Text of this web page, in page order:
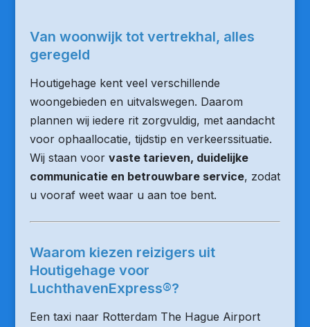
Van woonwijk tot vertrekhal, alles
geregeld
Houtigehage kent veel verschillende
woongebieden en uitvalswegen. Daarom
plannen wij iedere rit zorgvuldig, met aandacht
voor ophaallocatie, tijdstip en verkeerssituatie.
Wij staan voor vaste tarieven, duidelijke
communicatie en betrouwbare service, zodat
u vooraf weet waar u aan toe bent.
Waarom kiezen reizigers uit
Houtigehage voor
LuchthavenExpress®?
Een taxi naar Rotterdam The Hague Airport